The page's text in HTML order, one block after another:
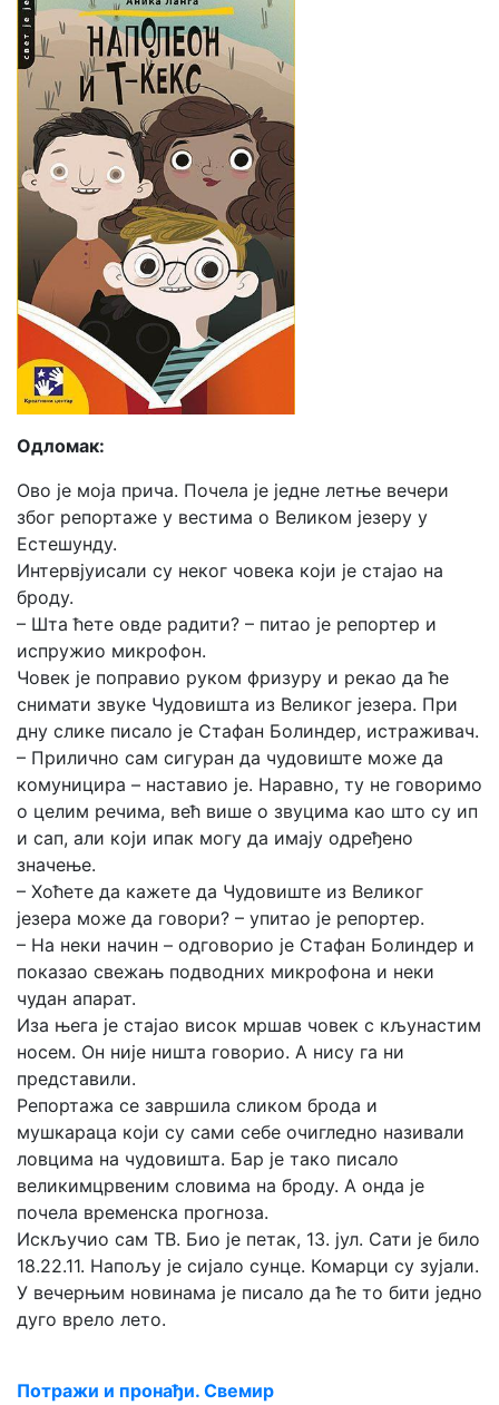
Одломак:
Ово је моја прича. Почела је једне летње вечери
због репортаже у вестима о Великом језеру у
Естешунду.
Интервјуисали су неког човека који је стајао на
броду.
– Шта ћете овде радити? – питао је репортер и
испружио микрофон.
Човек је поправио руком фризуру и рекао да ће
снимати звуке Чудовишта из Великог језера. При
дну слике писало је Стафан Болиндер, истраживач.
– Прилично сам сигуран да чудовиште може да
комуницира – наставио је. Наравно, ту не говоримо
о целим речима, већ више о звуцима као што су ип
и сап, али који ипак могу да имају одређено
значење.
– Хоћете да кажете да Чудовиште из Великог
језера може да говори? – упитао је репортер.
– На неки начин – одговорио је Стафан Болиндер и
показао свежањ подводних микрофона и неки
чудан апарат.
Иза њега је стајао висок мршав човек с кљунастим
носем. Он није ништа говорио. А нису га ни
представили.
Репортажа се завршила сликом брода и
мушкараца који су сами себе очигледно називали
ловцима на чудовишта. Бар је тако писало
великимцрвеним словима на броду. А онда је
почела временска прогноза.
Искључио сам ТВ. Био је петак, 13. јул. Сати је било
18.22.11. Напољу је сијало сунце. Комарци су зујали.
У вечерњим новинама је писало да ће то бити једно
дуго врело лето.
Потражи и пронађи. Свемир